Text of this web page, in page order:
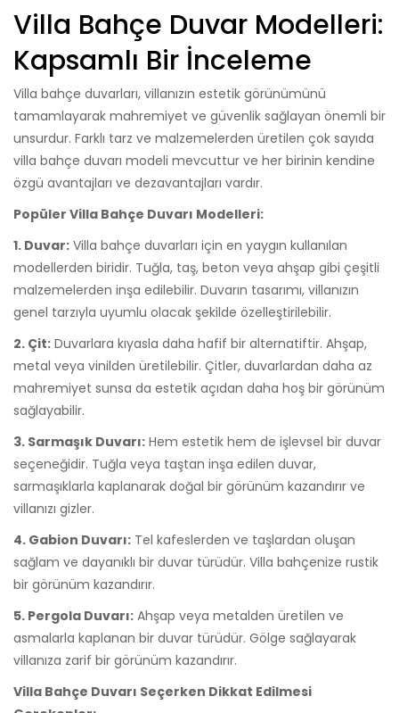
Villa Bahçe Duvar Modelleri:
Kapsamlı Bir İnceleme
Villa bahçe duvarları, villanızın estetik görünümünü
tamamlayarak mahremiyet ve güvenlik sağlayan önemli bir
unsurdur. Farklı tarz ve malzemelerden üretilen çok sayıda
villa bahçe duvarı modeli mevcuttur ve her birinin kendine
özgü avantajları ve dezavantajları vardır.
Popüler Villa Bahçe Duvarı Modelleri:
1. Duvar: Villa bahçe duvarları için en yaygın kullanılan
modellerden biridir. Tuğla, taş, beton veya ahşap gibi çeşitli
malzemelerden inşa edilebilir. Duvarın tasarımı, villanızın
genel tarzıyla uyumlu olacak şekilde özelleştirilebilir.
2. Çit: Duvarlara kıyasla daha hafif bir alternatiftir. Ahşap,
metal veya vinilden üretilebilir. Çitler, duvarlardan daha az
mahremiyet sunsa da estetik açıdan daha hoş bir görünüm
sağlayabilir.
3. Sarmaşık Duvarı: Hem estetik hem de işlevsel bir duvar
seçeneğidir. Tuğla veya taştan inşa edilen duvar,
sarmaşıklarla kaplanarak doğal bir görünüm kazandırır ve
villanızı gizler.
4. Gabion Duvarı: Tel kafeslerden ve taşlardan oluşan
sağlam ve dayanıklı bir duvar türüdür. Villa bahçenize rustik
bir görünüm kazandırır.
5. Pergola Duvarı: Ahşap veya metalden üretilen ve
asmalarla kaplanan bir duvar türüdür. Gölge sağlayarak
villanıza zarif bir görünüm kazandırır.
Villa Bahçe Duvarı Seçerken Dikkat Edilmesi